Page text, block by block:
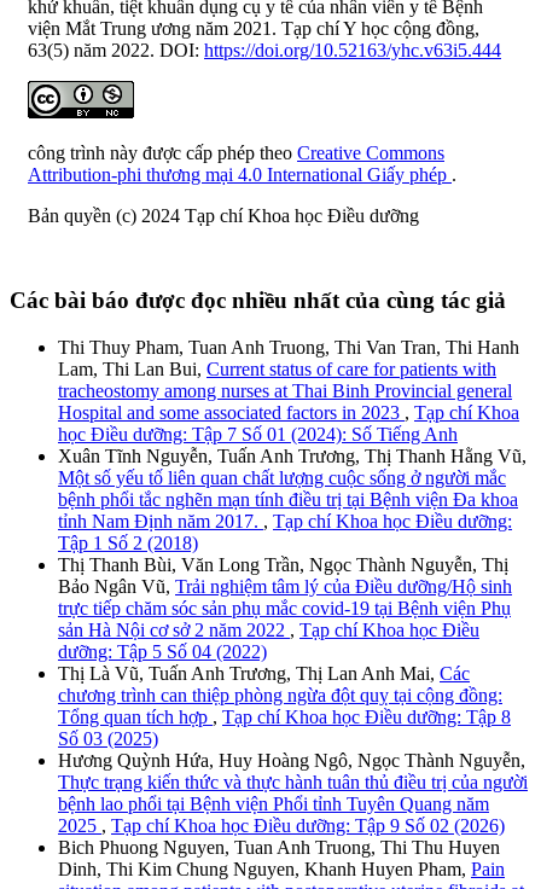
khử khuẩn, tiệt khuẩn dụng cụ y tế của nhân viên y tế Bệnh
viện Mắt Trung ương năm 2021. Tạp chí Y học cộng đồng,
63(5) năm 2022. DOI: https://doi.org/10.52163/yhc.v63i5.444
công trình này được cấp phép theo Creative Commons
Attribution-phi thương mại 4.0 International Giấy phép .
Bản quyền (c) 2024 Tạp chí Khoa học Điều dưỡng
Các bài báo được đọc nhiều nhất của cùng tác giả
Thi Thuy Pham, Tuan Anh Truong, Thi Van Tran, Thi Hanh
Lam, Thi Lan Bui, Current status of care for patients with
tracheostomy among nurses at Thai Binh Provincial general
Hospital and some associated factors in 2023 , Tạp chí Khoa
học Điều dưỡng: Tập 7 Số 01 (2024): Số Tiếng Anh
Xuân Tĩnh Nguyễn, Tuấn Anh Trương, Thị Thanh Hằng Vũ,
Một số yếu tố liên quan chất lượng cuộc sống ở người mắc
bệnh phổi tắc nghẽn mạn tính điều trị tại Bệnh viện Đa khoa
tỉnh Nam Định năm 2017. , Tạp chí Khoa học Điều dưỡng:
Tập 1 Số 2 (2018)
Thị Thanh Bùi, Văn Long Trần, Ngọc Thành Nguyễn, Thị
Bảo Ngân Vũ, Trải nghiệm tâm lý của Điều dưỡng/Hộ sinh
trực tiếp chăm sóc sản phụ mắc covid-19 tại Bệnh viện Phụ
sản Hà Nội cơ sở 2 năm 2022 , Tạp chí Khoa học Điều
dưỡng: Tập 5 Số 04 (2022)
Thị Là Vũ, Tuấn Anh Trương, Thị Lan Anh Mai, Các
chương trình can thiệp phòng ngừa đột quỵ tại cộng đồng:
Tổng quan tích hợp , Tạp chí Khoa học Điều dưỡng: Tập 8
Số 03 (2025)
Hương Quỳnh Hứa, Huy Hoàng Ngô, Ngọc Thành Nguyễn,
Thực trạng kiến thức và thực hành tuân thủ điều trị của người
bệnh lao phổi tại Bệnh viện Phổi tỉnh Tuyên Quang năm
2025 , Tạp chí Khoa học Điều dưỡng: Tập 9 Số 02 (2026)
Bich Phuong Nguyen, Tuan Anh Truong, Thi Thu Huyen
Dinh, Thi Kim Chung Nguyen, Khanh Huyen Pham, Pain